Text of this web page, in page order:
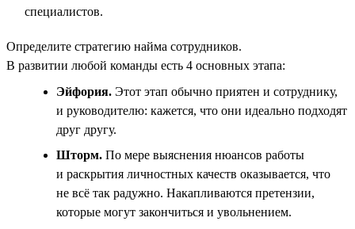
специалистов.
Определите стратегию найма сотрудников.
В развитии любой команды есть 4 основных этапа:
Эйфория. Этот этап обычно приятен и сотруднику,
и руководителю: кажется, что они идеально подходят
друг другу.
Шторм. По мере выяснения нюансов работы
и раскрытия личностных качеств оказывается, что
не всё так радужно. Накапливаются претензии,
которые могут закончиться и увольнением.